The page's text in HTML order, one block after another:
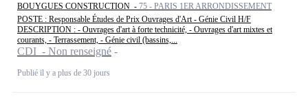
BOUYGUES CONSTRUCTION - 75 - PARIS 1ER ARRONDISSEMENT
POSTE : Responsable Études de Prix Ouvrages d'Art - Génie Civil H/F
DESCRIPTION : - Ouvrages d'art à forte technicité, - Ouvrages d'art mixtes et
courants, - Terrassement, - Génie civil (bassins,...
CDI - Non renseigné
Publié il y a plus de 30 jours